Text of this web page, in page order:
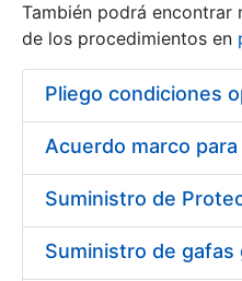
También podrá encontrar
de los procedimientos en